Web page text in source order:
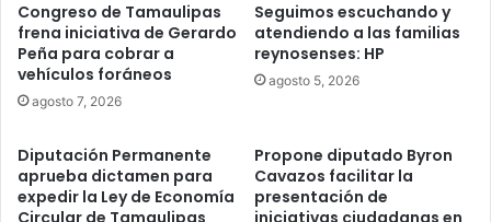
Congreso de Tamaulipas
frena iniciativa de Gerardo
Peña para cobrar a
vehículos foráneos
agosto 7, 2026
Seguimos escuchando y
atendiendo a las familias
reynosenses: HP
agosto 5, 2026
Diputación Permanente
aprueba dictamen para
expedir la Ley de Economía
Propone diputado Byron
Cavazos facilitar la
presentación de